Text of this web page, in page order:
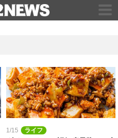
1/15 ライフ